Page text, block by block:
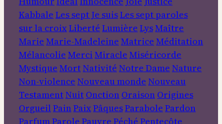
Kabbale Les sept Je suisLes sept paroles
sur la croixLiberté Lumière LysMaître
Marie Marie-Madeleine Matrice Méditation
Mélancolie Merci Miracle Miséricorde
Mystique MortNativité Notre Dame Nature
Non-violence Nouveau monde Nouveau
TestamentNuit Onction Oraison Origines
Orgueil PainPaixPâquesParabole Pardon
ParfumParole Pauvre Péché Pentecôte